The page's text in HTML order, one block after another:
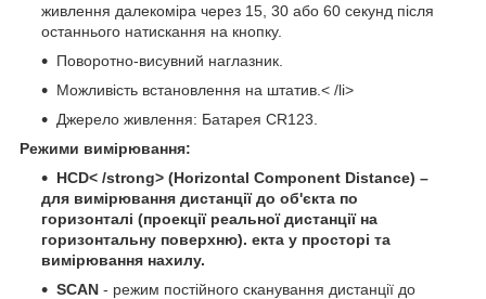
живлення далекоміра через 15, 30 або 60 секунд після
останнього натискання на кнопку.
Поворотно-висувний наглазник.
Можливість встановлення на штатив.< /li>
Джерело живлення: Батарея CR123.
Режими вимірювання:
HCD< /strong> (Horizontal Component Distance) –
для вимірювання дистанції до об'єкта по
горизонталі (проекції реальної дистанції на
горизонтальну поверхню). екта у просторі та
вимірювання нахилу.
SCAN - режим постійного сканування дистанції до